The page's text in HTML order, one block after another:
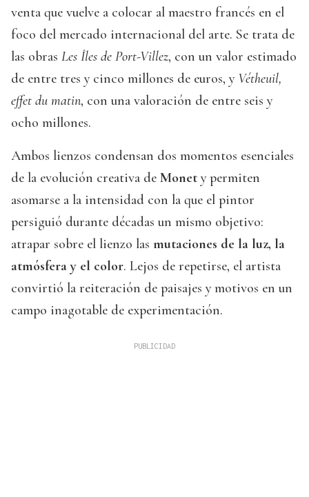
venta que vuelve a colocar al maestro francés en el
foco del mercado internacional del arte. Se trata de
las obras Les Îles de Port-Villez, con un valor estimado
de entre tres y cinco millones de euros, y Vétheuil,
effet du matin, con una valoración de entre seis y
ocho millones.
Ambos lienzos condensan dos momentos esenciales
de la evolución creativa de Monet y permiten
asomarse a la intensidad con la que el pintor
persiguió durante décadas un mismo objetivo:
atrapar sobre el lienzo las mutaciones de la luz, la
atmósfera y el color. Lejos de repetirse, el artista
convirtió la reiteración de paisajes y motivos en un
campo inagotable de experimentación.